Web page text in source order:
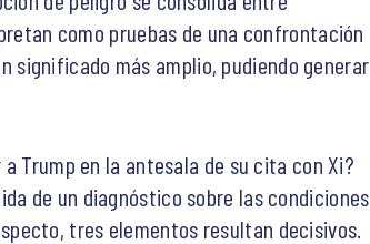
como pruebas de una confrontación
significado más amplio, pudiendo generar
Trump en la antesala de su cita con Xi?
de un diagnóstico sobre las condiciones
tres elementos resultan decisivos.